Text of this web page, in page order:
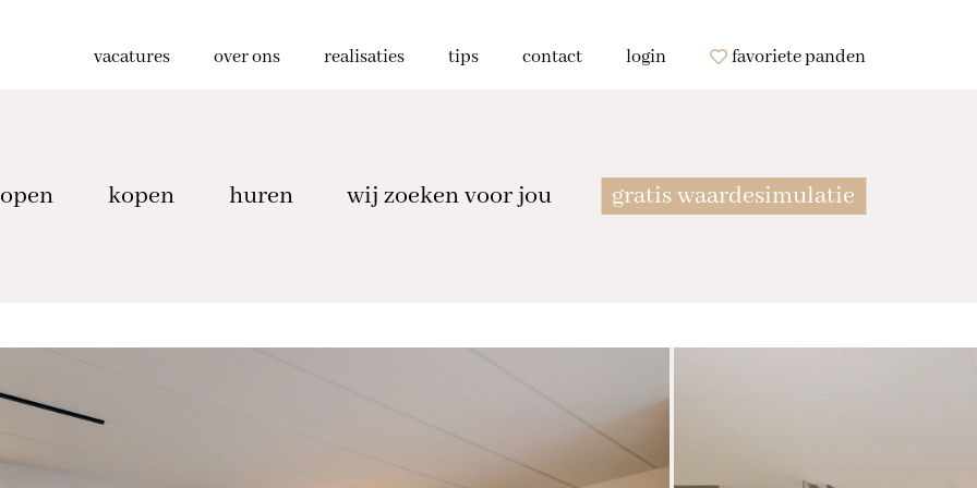
vacatures over ons realisaties tips contact login favoriete panden
kopen huren wij zoeken voor jou gratis waardesimulatie